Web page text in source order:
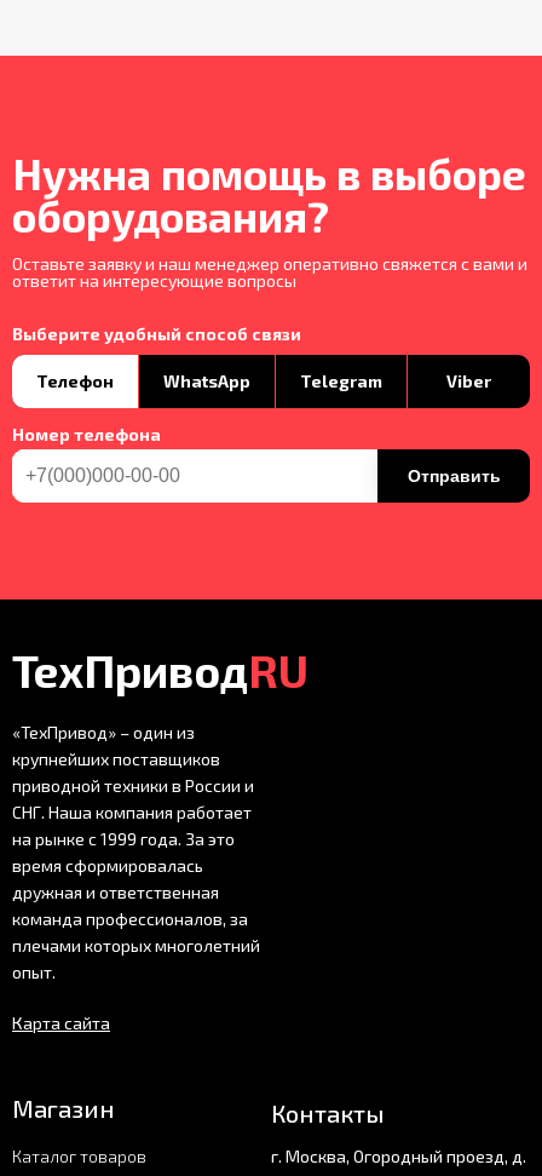
Нужна помощь в выборе
оборудования?
Оставьте заявку и наш менеджер оперативно свяжется с вами и
ответит на интересующие вопросы
Выберите удобный способ связи
Телефон WhatsApp Telegram Viber
Номер телефона
Отправить
ТехПриводRU
«ТехПривод» – один из
крупнейших поставщиков
приводной техники в России и
СНГ. Наша компания работает
на рынке с 1999 года. За это
время сформировалась
дружная и ответственная
команда профессионалов, за
плечами которых многолетний
опыт.
Карта сайта
Магазин
Каталог товаров
Контакты
г. Москва, Огородный проезд, д.